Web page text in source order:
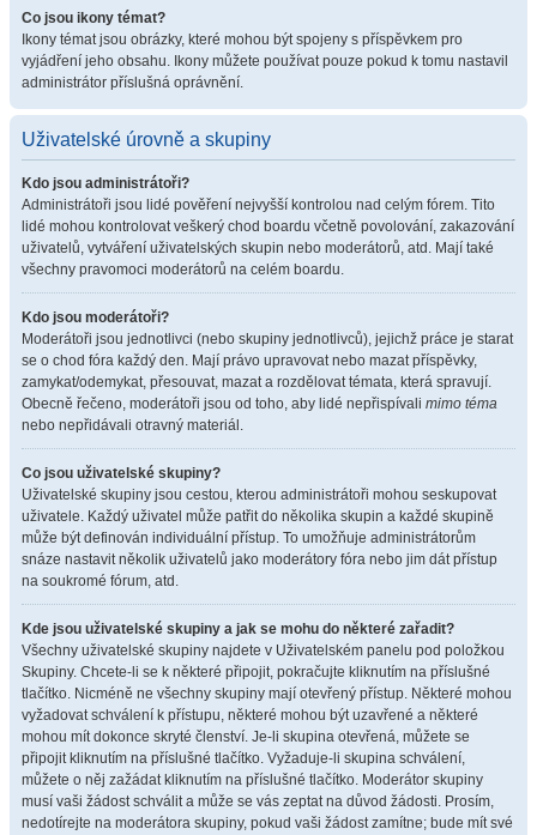
Co jsou ikony témat?
Ikony témat jsou obrázky, které mohou být spojeny s příspěvkem pro
vyjádření jeho obsahu. Ikony můžete používat pouze pokud k tomu nastavil
administrátor příslušná oprávnění.
Uživatelské úrovně a skupiny
Kdo jsou administrátoři?
Administrátoři jsou lidé pověření nejvyšší kontrolou nad celým fórem. Tito
lidé mohou kontrolovat veškerý chod boardu včetně povolování, zakazování
uživatelů, vytváření uživatelských skupin nebo moderátorů, atd. Mají také
všechny pravomoci moderátorů na celém boardu.
Kdo jsou moderátoři?
Moderátoři jsou jednotlivci (nebo skupiny jednotlivců), jejichž práce je starat
se o chod fóra každý den. Mají právo upravovat nebo mazat příspěvky,
zamykat/odemykat, přesouvat, mazat a rozdělovat témata, která spravují.
Obecně řečeno, moderátoři jsou od toho, aby lidé nepřispívali mimo téma
nebo nepřidávali otravný materiál.
Co jsou uživatelské skupiny?
Uživatelské skupiny jsou cestou, kterou administrátoři mohou seskupovat
uživatele. Každý uživatel může patřit do několika skupin a každé skupině
může být definován individuální přístup. To umožňuje administrátorům
snáze nastavit několik uživatelů jako moderátory fóra nebo jim dát přístup
na soukromé fórum, atd.
Kde jsou uživatelské skupiny a jak se mohu do některé zařadit?
Všechny uživatelské skupiny najdete v Uživatelském panelu pod položkou
Skupiny. Chcete-li se k některé připojit, pokračujte kliknutím na příslušné
tlačítko. Nicméně ne všechny skupiny mají otevřený přístup. Některé mohou
vyžadovat schválení k přístupu, některé mohou být uzavřené a některé
mohou mít dokonce skryté členství. Je-li skupina otevřená, můžete se
připojit kliknutím na příslušné tlačítko. Vyžaduje-li skupina schválení,
můžete o něj zažádat kliknutím na příslušné tlačítko. Moderátor skupiny
musí vaši žádost schválit a může se vás zeptat na důvod žádosti. Prosím,
nedotírejte na moderátora skupiny, pokud vaši žádost zamítne; bude mít své